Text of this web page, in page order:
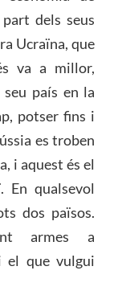
dels seus
Ucraïna, que
va a millor,
país en la
potser fins i
es troben
i aquest és el
En qualsevol
dos països.
armes a
el que vulgui